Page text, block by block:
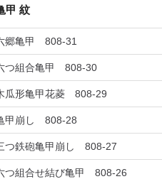
甲 紋
郷亀甲 808-31
つ組合亀甲 808-30
瓜形亀甲花菱 808-29
甲崩し 808-28
つ鉄砲亀甲崩し 808-27
つ組合せ結び亀甲 808-26